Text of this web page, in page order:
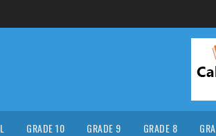
GRADE 10 GRADE 9 GRADE 8